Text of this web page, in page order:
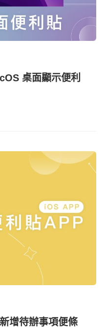
桌面顯示便利
增待辦事項便條